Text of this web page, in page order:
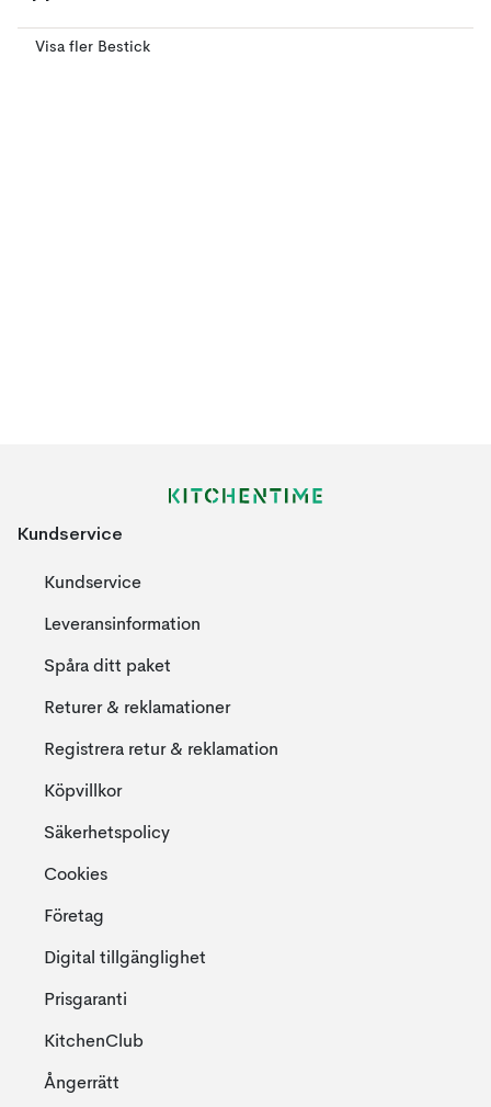
Visa fler Bestick
Kundservice
Kundservice
Leveransinformation
Spåra ditt paket
Returer & reklamationer
Registrera retur & reklamation
Köpvillkor
Säkerhetspolicy
Cookies
Företag
Digital tillgänglighet
Prisgaranti
KitchenClub
Ångerrätt